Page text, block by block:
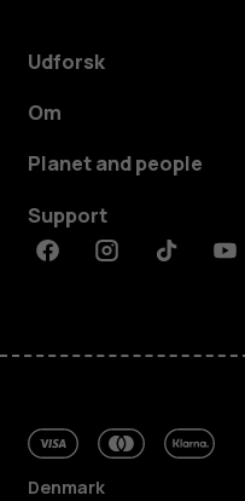
Udforsk
Om
Planet and people
Support
FacebookInstagramTiktok
Denmark